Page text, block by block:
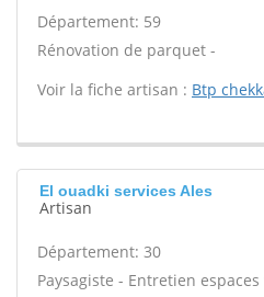
Département: 59
Rénovation de parquet -
Voir la fiche artisan : Btp
El ouadki services Ales
Artisan
Département: 30
Paysagiste - Entretien